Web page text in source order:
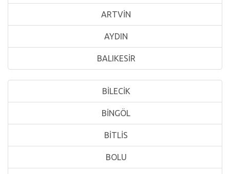
ARTVİN
AYDIN
BALIKESİR
BİLECİK
BİNGÖL
BİTLİS
BOLU